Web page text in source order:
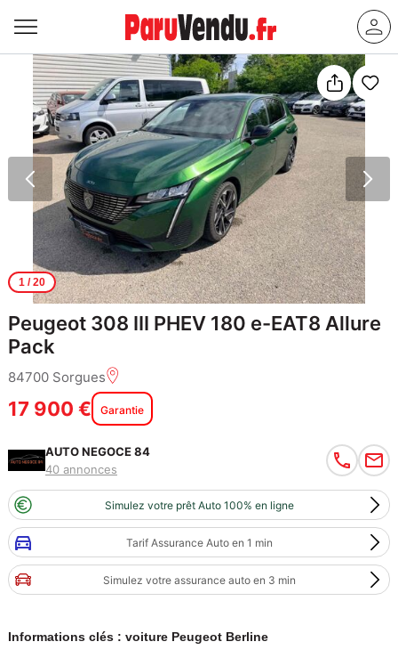
1/ 20
Peugeot 308 III PHEV 180 e-EAT8 Allure
Pack
84700 Sorgues
17 900 € Garantie
AUTO NEGOCE 84
40 annonces
Simulez votre prêt Auto 100% en ligne
Tarif Assurance Auto en 1 min
Simulez votre assurance auto en 3 min
Informations clés : voiture Peugeot Berline